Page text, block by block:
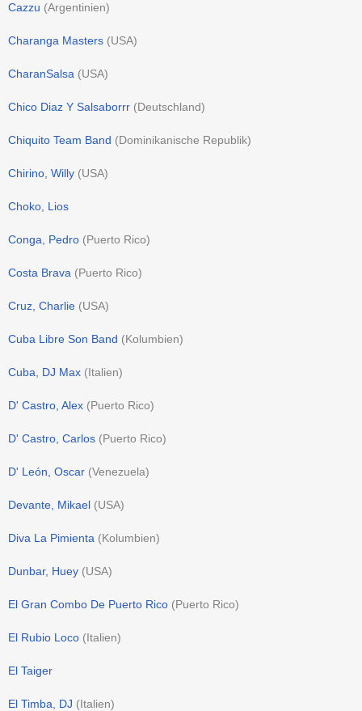
Cazzu (Argentinien)
Charanga Masters (USA)
CharanSalsa (USA)
Chico Diaz Y Salsaborrr (Deutschland)
Chiquito Team Band (Dominikanische Republik)
Chirino, Willy (USA)
Choko, Lios
Conga, Pedro (Puerto Rico)
Costa Brava (Puerto Rico)
Cruz, Charlie (USA)
Cuba Libre Son Band (Kolumbien)
Cuba, DJ Max (Italien)
D' Castro, Alex (Puerto Rico)
D' Castro, Carlos (Puerto Rico)
D' León, Oscar (Venezuela)
Devante, Mikael (USA)
Diva La Pimienta (Kolumbien)
Dunbar, Huey (USA)
El Gran Combo De Puerto Rico (Puerto Rico)
El Rubio Loco (Italien)
El Taiger
El Timba, DJ (Italien)